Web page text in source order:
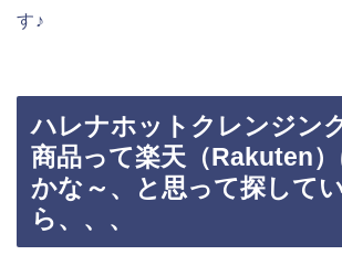
す♪
ハレナホットクレンジン
商品って楽天（Rakuten
かな～、と思って探して
ら、、、